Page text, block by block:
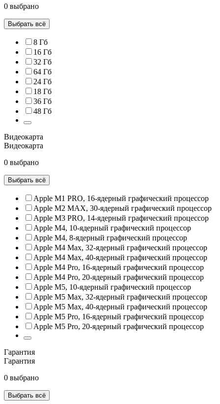
0 выбрано
Выбрать всё
8 Гб
16 Гб
32 Гб
64 Гб
24 Гб
18 Гб
36 Гб
48 Гб
Видеокарта
Видеокарта
0 выбрано
Выбрать всё
Apple M1 PRO, 16‑ядерный графический процессор
Apple M2 MAX, 30‑ядерный графический процессор
Apple M3 PRO, 14‑ядерный графический процессор
Apple M4, 10‑ядерный графический процессор
Apple M4, 8‑ядерный графический процессор
Apple M4 Max, 32‑ядерный графический процессор
Apple M4 Max, 40‑ядерный графический процессор
Apple M4 Pro, 16‑ядерный графический процессор
Apple M4 Pro, 20‑ядерный графический процессор
Apple M5, 10‑ядерный графический процессор
Apple M5 Max, 32‑ядерный графический процессор
Apple M5 Max, 40‑ядерный графический процессор
Apple M5 Pro, 16‑ядерный графический процессор
Apple M5 Pro, 20‑ядерный графический процессор
Гарантия
Гарантия
0 выбрано
Выбрать всё